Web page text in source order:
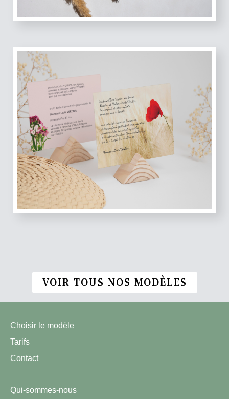
VOIR TOUS NOS MODÈLES
Choisir le modèle
Tarifs
Contact
Qui-sommes-nous